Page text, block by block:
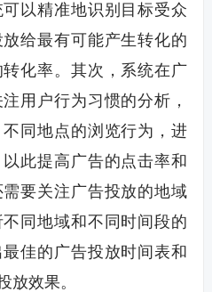
以精准地识别目标受众
给最有可能产生转化的
化率。其次，系统在广
用户行为习惯的分析，
同地点的浏览行为，进
此提高广告的点击率和
要关注广告投放的地域
同地域和不同时间段的
佳的广告投放时间表和
放效果。